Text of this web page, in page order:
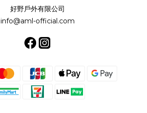
好野戶外有限公司
info@aml-official.com